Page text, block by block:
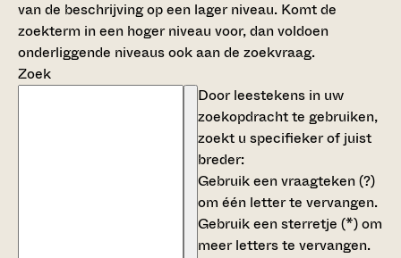
van de beschrijving op een lager niveau. Komt de
zoekterm in een hoger niveau voor, dan voldoen
onderliggende niveaus ook aan de zoekvraag.
Zoek
Door leestekens in uw
zoekopdracht te gebruiken,
zoekt u specifieker of juist
breder:
Gebruik eenvraagteken (?)
om één letter te vervangen.
Gebruik eensterretje (*)om
meer letters te vervangen.